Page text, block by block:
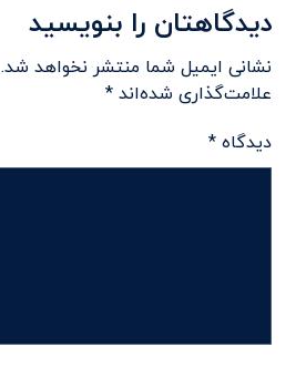
دیدگاهتان را بنویسید
نشانی ایمیل شما منتشر نخواهد شد.
علامت‌گذاری شده‌اند*
دیدگاه*